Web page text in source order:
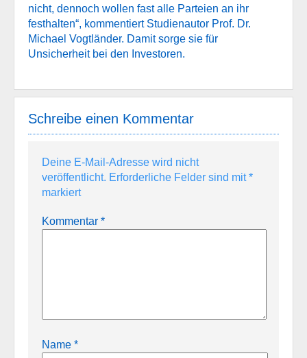
nicht, dennoch wollen fast alle Parteien an ihr
festhalten“, kommentiert Studienautor Prof. Dr.
Michael Vogtländer. Damit sorge sie für
Unsicherheit bei den Investoren.
Schreibe einen Kommentar
Deine E-Mail-Adresse wird nicht
veröffentlicht. Erforderliche Felder sind mit*
markiert
Kommentar *
Name *